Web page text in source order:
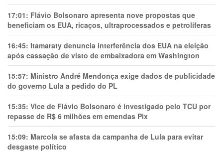
17:01: Flávio Bolsonaro apresenta nove propostas que
beneficiam os EUA, ricaços, ultraprocessados e petrolíferas
16:45: Itamaraty denuncia interferência dos EUA na eleição
após cassação de visto de embaixadora em Washington
15:57: Ministro André Mendonça exige dados de publicidade
do governo Lula a pedido do PL
15:35: Vice de Flávio Bolsonaro é investigado pelo TCU por
repasse de R$ 6 milhões em emendas Pix
15:09: Marcola se afasta da campanha de Lula para evitar
desgaste político